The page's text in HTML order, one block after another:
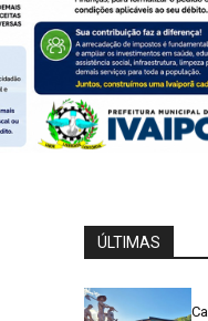
ÚLTIMAS